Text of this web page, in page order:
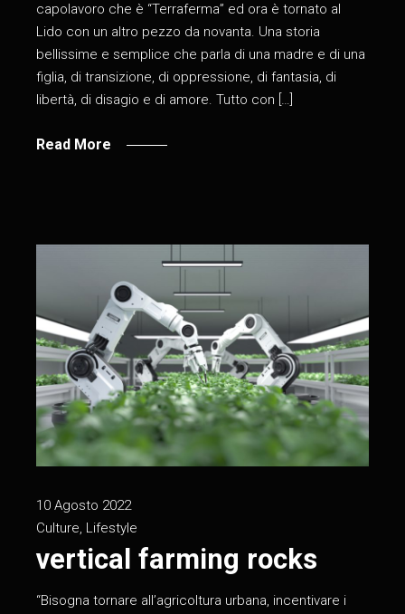
capolavoro che è “Terraferma” ed ora è tornato al
Lido con un altro pezzo da novanta. Una storia
bellissime e semplice che parla di una madre e di una
figlia, di transizione, di oppressione, di fantasia, di
libertà, di disagio e di amore. Tutto con […]
Read More
10 Agosto 2022
Culture, Lifestyle
vertical farming rocks
“Bisogna tornare all’agricoltura urbana, incentivare i